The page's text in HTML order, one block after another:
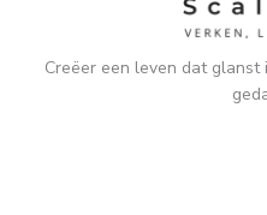
Creëer een leven dat